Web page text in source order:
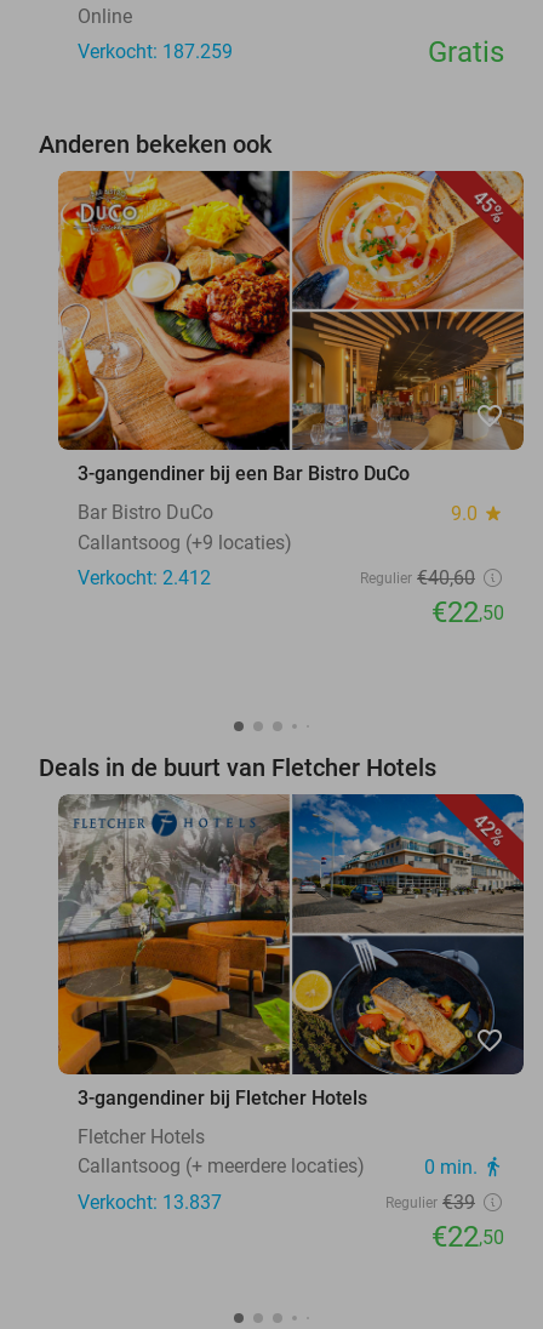
Online
Verkocht: 187.259
Gratis
Anderen bekeken ook
45%
favorite_border
3-gangendiner bij een Bar Bistro DuCo
Bar Bistro DuCo
9.0 star
Callantsoog (+9 locaties)
Verkocht: 2.412
Regulier €40,60
€22,50
Deals in de buurt van Fletcher Hotels
42%
favorite_border
3-gangendiner bij Fletcher Hotels
Fletcher Hotels
Callantsoog (+ meerdere locaties)
0 min. directions_walk
Verkocht: 13.837 Regulier €39
€22,50